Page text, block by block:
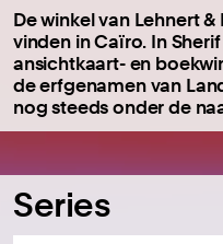
De winkel van Lehnert
vinden in Caïro. In
ansichtkaart- en
de erfgenamen van
nog steeds onder de
Series